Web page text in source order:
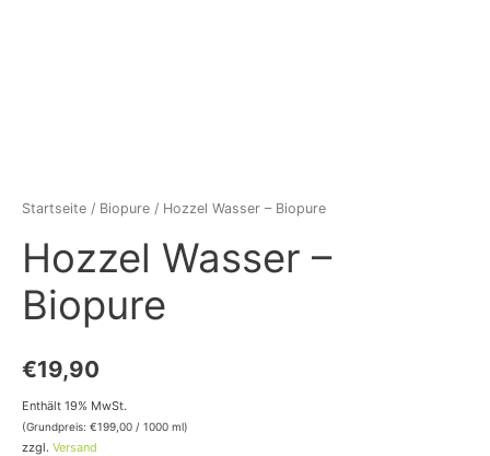
Startseite / Biopure / Hozzel Wasser – Biopure
Hozzel Wasser –
Biopure
€19,90
Enthält 19% MwSt.
(Grundpreis: €199,00 / 1000 ml)
zzgl. Versand